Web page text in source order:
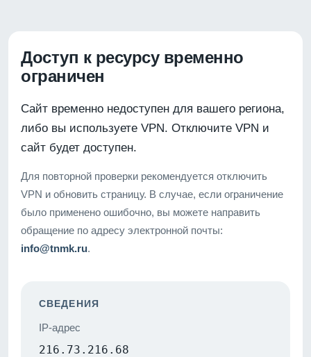
Доступ к ресурсу временно
ограничен
Сайт временно недоступен для вашего региона,
либо вы используете VPN. Отключите VPN и
сайт будет доступен.
Для повторной проверки рекомендуется отключить
VPN и обновить страницу. В случае, если ограничение
было применено ошибочно, вы можете направить
обращение по адресу электронной почты:
info@tnmk.ru.
СВЕДЕНИЯ
IP-адрес
216.73.216.68